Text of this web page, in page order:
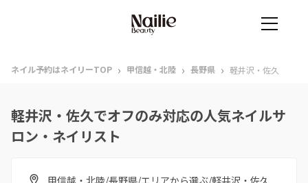
ネイル予約はネイリーTOP › 甲信越・北陸 › 長野県 › 軽井沢・佐久
軽井沢・佐久でオフのみ対応の人気ネイルサ
ロン・ネイリスト
甲信越・北陸/長野県/エリアから選ぶ/軽井沢・佐久